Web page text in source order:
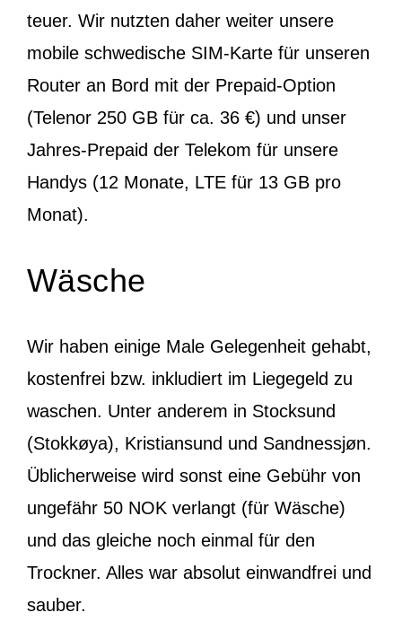
teuer. Wir nutzten daher weiter unsere
mobile schwedische SIM-Karte für unseren
Router an Bord mit der Prepaid-Option
(Telenor 250 GB für ca. 36 €) und unser
Jahres-Prepaid der Telekom für unsere
Handys (12 Monate, LTE für 13 GB pro
Monat).
Wäsche
Wir haben einige Male Gelegenheit gehabt,
kostenfrei bzw. inkludiert im Liegegeld zu
waschen. Unter anderem in Stocksund
(Stokkøya), Kristiansund und Sandnessjøn.
Üblicherweise wird sonst eine Gebühr von
ungefähr 50 NOK verlangt (für Wäsche)
und das gleiche noch einmal für den
Trockner. Alles war absolut einwandfrei und
sauber.